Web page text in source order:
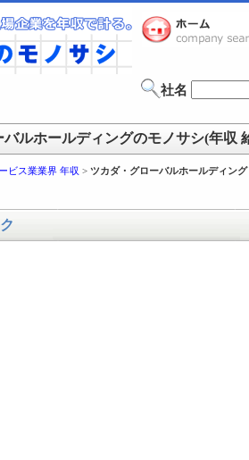
社名
バルホールディングのモノサシ(年収
ビス業業界 年収 > ツカダ・グローバルホールディング